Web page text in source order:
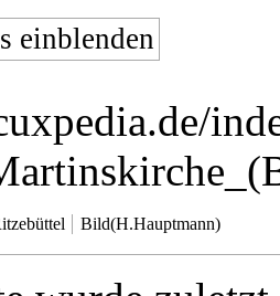
einblenden
Bild(H.Hauptmann)